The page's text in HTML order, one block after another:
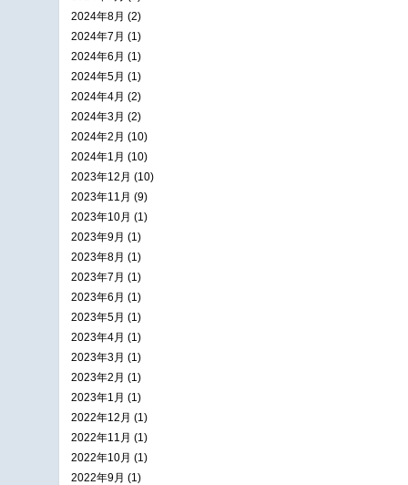
2024年8月 (2)
2024年7月 (1)
2024年6月 (1)
2024年5月 (1)
2024年4月 (2)
2024年3月 (2)
2024年2月 (10)
2024年1月 (10)
2023年12月 (10)
2023年11月 (9)
2023年10月 (1)
2023年9月 (1)
2023年8月 (1)
2023年7月 (1)
2023年6月 (1)
2023年5月 (1)
2023年4月 (1)
2023年3月 (1)
2023年2月 (1)
2023年1月 (1)
2022年12月 (1)
2022年11月 (1)
2022年10月 (1)
2022年9月 (1)